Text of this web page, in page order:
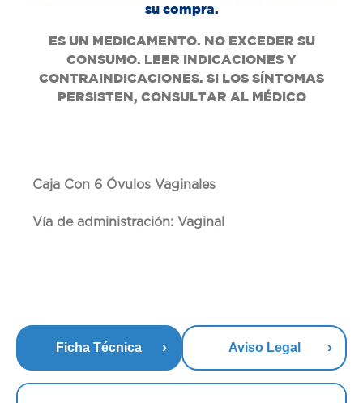
su compra.
ES UN MEDICAMENTO. NO EXCEDER SU
CONSUMO. LEER INDICACIONES Y
CONTRAINDICACIONES. SI LOS SÍNTOMAS
PERSISTEN, CONSULTAR AL MÉDICO
Caja Con 6 Óvulos Vaginales
Vía de administración: Vaginal
Ficha Técnica Aviso Legal